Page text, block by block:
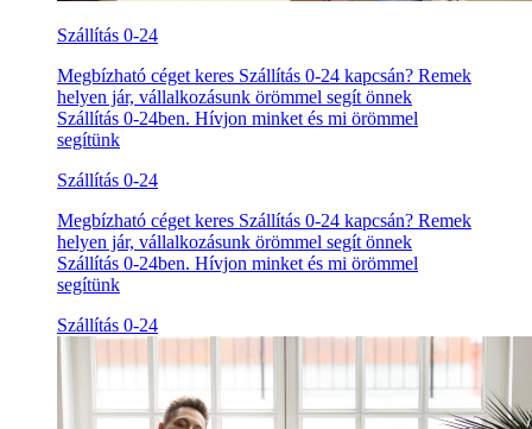
Szállítás 0-24
Megbízható céget keres Szállítás 0-24 kapcsán? Remek
helyen jár, vállalkozásunk örömmel segít önnek
Szállítás 0-24ben. Hívjon minket és mi örömmel
segítünk
Szállítás 0-24
Megbízható céget keres Szállítás 0-24 kapcsán? Remek
helyen jár, vállalkozásunk örömmel segít önnek
Szállítás 0-24ben. Hívjon minket és mi örömmel
segítünk
Szállítás 0-24